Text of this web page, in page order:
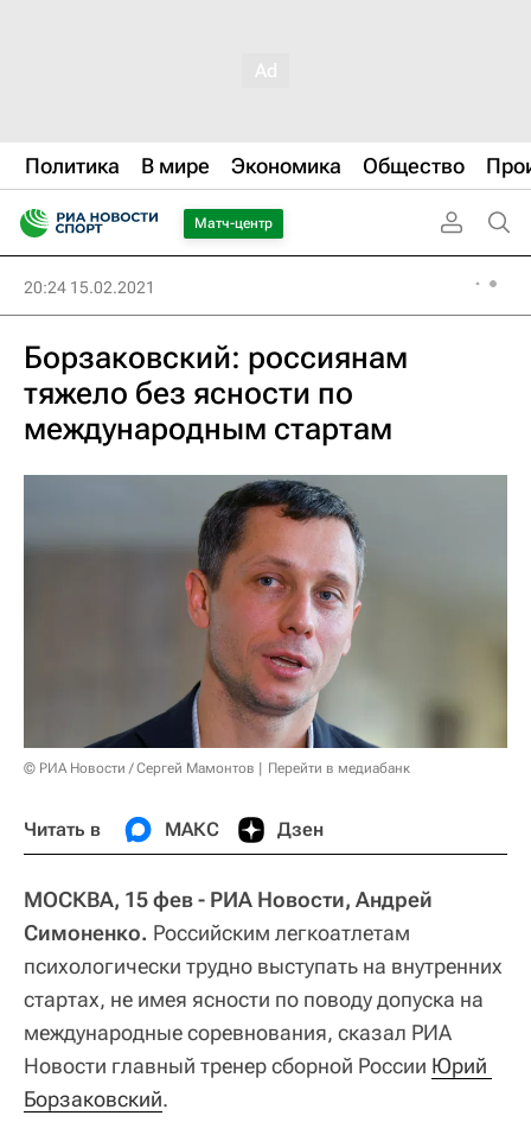
Политика В мире Экономика Общество
Матч-центр
20:24 15.02.2021
Борзаковский: россиянам
тяжело без ясности по
международным стартам
© РИА Новости / Сергей Мамонтов Перейти в медиабанк
Читать в МАКС Дзен
МОСКВА, 15 фев - РИА Новости, Андрей
Симоненко. Российским легкоатлетам
психологически трудно выступать на внутренних
стартах, не имея ясности по поводу допуска на
международные соревнования, сказал РИА
Новости главный тренер сборной России Юрий
Борзаковский.